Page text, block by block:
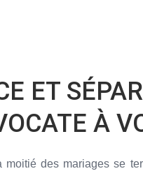
ET
À
moitié des mariages se